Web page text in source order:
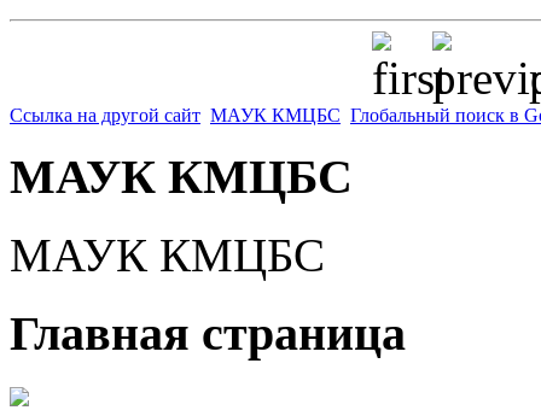
Ссылка на другой сайт МАУК КМЦБС Глобальный поиск в
МАУК КМЦБС
МАУК КМЦБС
Главная страница